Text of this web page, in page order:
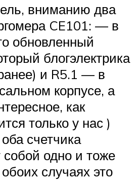
вниманию два
CE101: — в
обновленный
блогэлектрика
и R5.1 — в
корпусе, а
как
только у нас )
счетчика
собой одно и тоже
случаях это